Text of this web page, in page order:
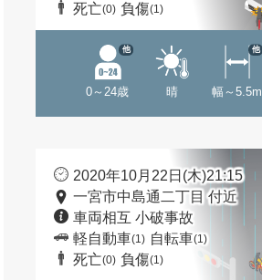
死亡(0) 負傷(1)
0～24歳
他
晴 幅～5.5m
他
2020年10月22日(木)21:15
一宮市中島通二丁目 付近
車両相互 小破事故
軽自動車(1) 自転車(1)
死亡(0) 負傷(1)